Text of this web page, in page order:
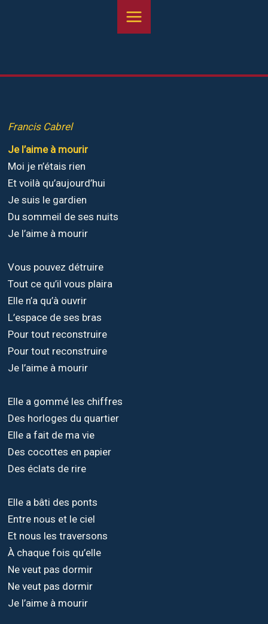
Francis Cabrel
Je l’aime à mourir
Moi je n’étais rien
Et voilà qu’aujourd’hui
Je suis le gardien
Du sommeil de ses nuits
Je l’aime à mourir
Vous pouvez détruire
Tout ce qu’il vous plaira
Elle n’a qu’à ouvrir
L’espace de ses bras
Pour tout reconstruire
Pour tout reconstruire
Je l’aime à mourir
Elle a gommé les chiffres
Des horloges du quartier
Elle a fait de ma vie
Des cocottes en papier
Des éclats de rire
Elle a bâti des ponts
Entre nous et le ciel
Et nous les traversons
À chaque fois qu’elle
Ne veut pas dormir
Ne veut pas dormir
Je l’aime à mourir